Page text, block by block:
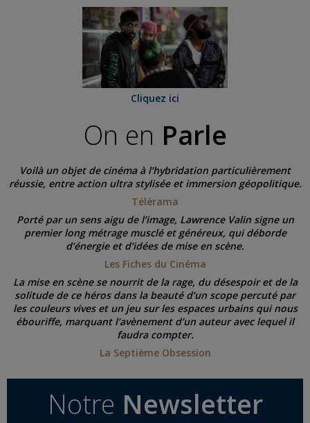
Cliquez ici
On en Parle
Voilà un objet de cinéma à l’hybridation particulièrement
réussie, entre action ultra stylisée et immersion géopolitique.
Télérama
Porté par un sens aigu de l’image, Lawrence Valin signe un
premier long métrage musclé et généreux, qui déborde
d’énergie et d’idées de mise en scène.
Les Fiches du Cinéma
La mise en scène se nourrit de la rage, du désespoir et de la
solitude de ce héros dans la beauté d’un scope percuté par
les couleurs vives et un jeu sur les espaces urbains qui nous
ébouriffe, marquant l’avènement d’un auteur avec lequel il
faudra compter.
La Septième Obsession
Notre Newsletter